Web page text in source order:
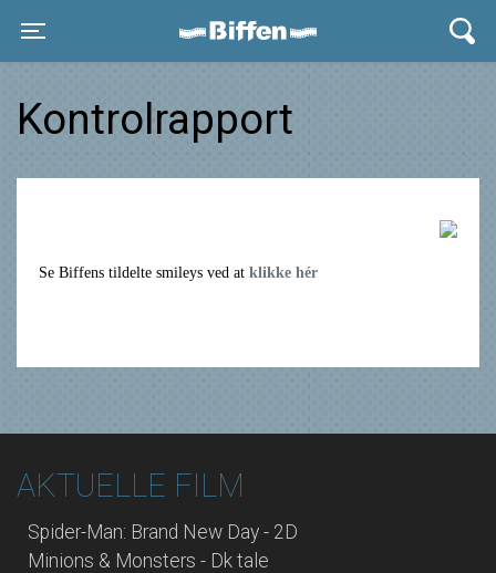
Biffen Odder
Kontrolrapport
Se Biffens tildelte smileys ved at klikke hér
AKTUELLE FILM
Spider-Man: Brand New Day - 2D
Minions & Monsters - Dk tale